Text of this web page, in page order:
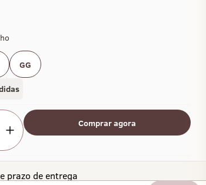
GG
Comprar agora
prazo de entrega